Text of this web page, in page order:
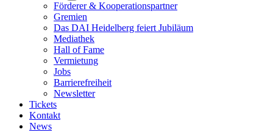
submenu
Förderer & Kooperationspartner
Gremien
Das DAI Heidelberg feiert Jubiläum
Mediathek
Hall of Fame
Vermietung
Jobs
Barrierefreiheit
Newsletter
Tickets
Kontakt
News